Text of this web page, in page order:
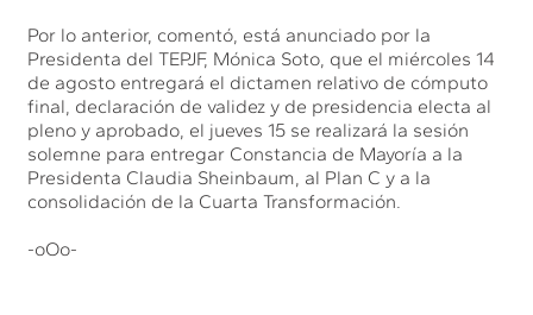
Por lo anterior, comentó, está anunciado por la
Presidenta del TEPJF, Mónica Soto, que el miércoles 14
de agosto entregará el dictamen relativo de cómputo
final, declaración de validez y de presidencia electa al
pleno y aprobado, el jueves 15 se realizará la sesión
solemne para entregar Constancia de Mayoría a la
Presidenta Claudia Sheinbaum, al Plan C y a la
consolidación de la Cuarta Transformación.
-oOo-